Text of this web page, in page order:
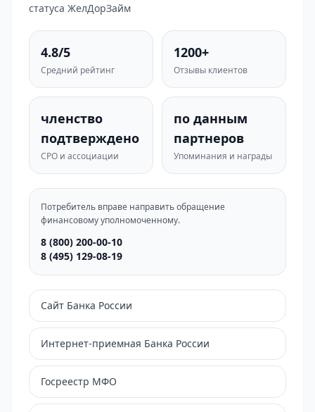
статуса ЖелДорЗайм
4.8/5
Средний рейтинг
1200+
Отзывы клиентов
членство
подтверждено
СРО и ассоциации
по данным
партнеров
Упоминания и награды
Потребитель вправе направить обращение
финансовому уполномоченному.
8 (800) 200-00-10
8 (495) 129-08-19
Сайт Банка России
Интернет-приемная Банка России
Госреестр МФО